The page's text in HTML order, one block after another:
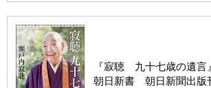
『寂聴 九十七歳の遺
朝日新書 朝日新聞出